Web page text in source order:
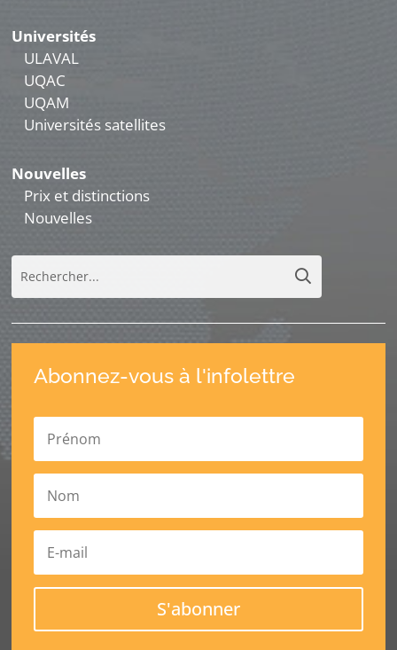
Universités
ULAVAL
UQAC
UQAM
Universités satellites
Nouvelles
Prix et distinctions
Nouvelles
Abonnez-vous à l'infolettre
S'abonner